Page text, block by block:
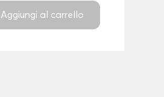
Aggiungi al carrello